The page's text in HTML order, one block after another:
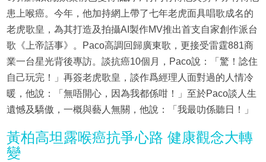
患上喉癌。今年，他加持網上帶了七年老虎面具唱歌成名的
老虎歌皇，為其打造及拍攝AI製作MV推出首支自家創作派台
歌《上帝話事》。Paco高調回歸廣東歌，更接受雷霆881商
業一台星光背後專訪。談抗癌10個月，Paco說：「驚！諗住
自己玩完！」再簽老虎歌皇，談作爲經理人面對過的人情冷
暖，他說：「無唔開心，因為我都係咁！」至於Paco談人生
遺憾及驕傲，一概與藝人無關，他說：「我最叻係聽日！」
黃柏高坦露喉癌抗爭心路 健康觀念大轉
變